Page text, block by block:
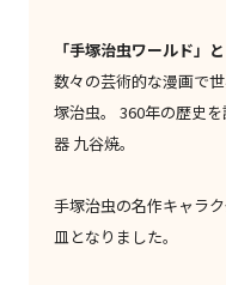
「手塚治虫ワールド」
数々の芸術的な漫画で
塚治虫。 360年の歴史
器 九谷焼。
手塚治虫の名作キャラ
皿となりました。